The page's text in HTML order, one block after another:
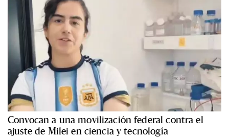
Convocan a una movilización federal contra el
ajuste de Milei en ciencia y tecnología